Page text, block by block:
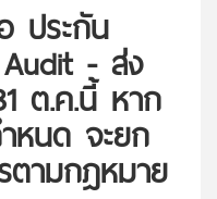
ประกัน
- ส่ง
ต.ค.นี้ หาก
หนด จะยก
ตามกฎหมาย